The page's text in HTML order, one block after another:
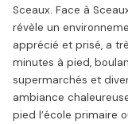
Sceaux. Face à
révèle un
apprécié et prisé, a
minutes à pied,
supermarchés et
ambiance
pied l’école primaire